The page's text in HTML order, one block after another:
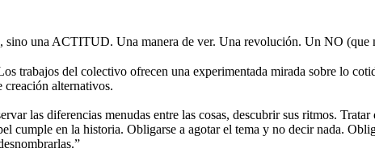
una ACTITUD. Una manera de ver. Una revolución. Un NO (que
trabajos del colectivo ofrecen una experimentada mirada sobre lo
creación alternativos.
las diferencias menudas entre las cosas, descubrir sus ritmos.
cumple en la historia. Obligarse a agotar el tema y no decir nada.